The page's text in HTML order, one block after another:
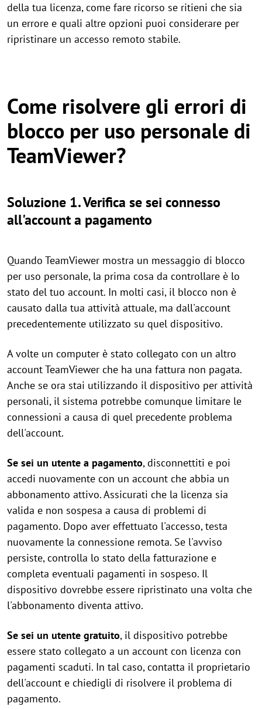
della tua licenza, come fare ricorso se ritieni che sia
un errore e quali altre opzioni puoi considerare per
ripristinare un accesso remoto stabile.
Come risolvere gli errori di
blocco per uso personale di
TeamViewer?
Soluzione 1. Verifica se sei connesso
all'account a pagamento
Quando TeamViewer mostra un messaggio di blocco
per uso personale, la prima cosa da controllare è lo
stato del tuo account. In molti casi, il blocco non è
causato dalla tua attività attuale, ma dall'account
precedentemente utilizzato su quel dispositivo.
A volte un computer è stato collegato con un altro
account TeamViewer che ha una fattura non pagata.
Anche se ora stai utilizzando il dispositivo per attività
personali, il sistema potrebbe comunque limitare le
connessioni a causa di quel precedente problema
dell'account.
Se sei un utente a pagamento, disconnettiti e poi
accedi nuovamente con un account che abbia un
abbonamento attivo. Assicurati che la licenza sia
valida e non sospesa a causa di problemi di
pagamento. Dopo aver effettuato l'accesso, testa
nuovamente la connessione remota. Se l'avviso
persiste, controlla lo stato della fatturazione e
completa eventuali pagamenti in sospeso. Il
dispositivo dovrebbe essere ripristinato una volta che
l'abbonamento diventa attivo.
Se sei un utente gratuito, il dispositivo potrebbe
essere stato collegato a un account con licenza con
pagamenti scaduti. In tal caso, contatta il proprietario
dell'account e chiedigli di risolvere il problema di
pagamento.